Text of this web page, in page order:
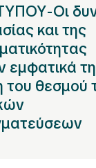
Οι
και της
εμφατικά
του θεσμού